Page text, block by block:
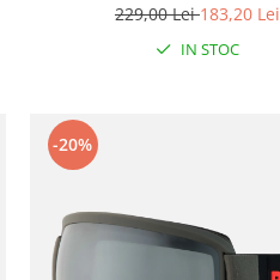
229,00 Lei183,20 Lei
IN STOC
-20%